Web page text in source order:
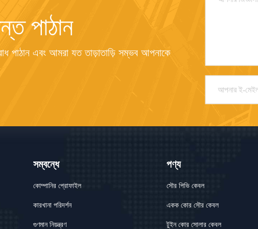
পাঠান
পাঠান এবং আমরা যত তাড়াতাড়ি সম্ভব আপনাকে
সম্বন্ধে
কোম্পানির প্রোফাইল
কারখানা পরিদর্শন
গুণমান নিয়ন্ত্রণ
পণ্য
সৌর পিভি কেবল
একক কোর সৌর কেবল
টুইন কোর সোলার কেবল